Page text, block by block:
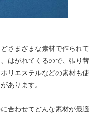
さまざまな素材で作られて
はがれてくるので、張り替
リエステルなどの素材も使
あります。
合わせてどんな素材が最適